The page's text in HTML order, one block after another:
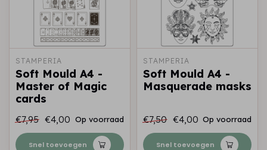
STAMPERIA
Soft Mould A4 -
Master of Magic
cards
€7,95 €4,00 Op voorraad
Snel toevoegen
STAMPERIA
Soft Mould A4 -
Masquerade masks
€7,50 €4,00 Op voorraad
Snel toevoegen